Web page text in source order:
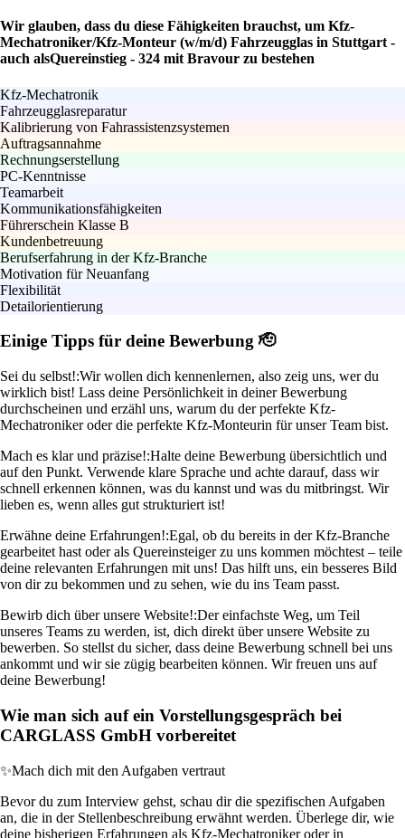
Wir glauben, dass du diese Fähigkeiten brauchst, um Kfz-
Mechatroniker/Kfz-Monteur (w/m/d) Fahrzeugglas in Stuttgart -
auch alsQuereinstieg - 324 mit Bravour zu bestehen
Kfz-Mechatronik
Fahrzeugglasreparatur
Kalibrierung von Fahrassistenzsystemen
Auftragsannahme
Rechnungserstellung
PC-Kenntnisse
Teamarbeit
Kommunikationsfähigkeiten
Führerschein Klasse B
Kundenbetreuung
Berufserfahrung in der Kfz-Branche
Motivation für Neuanfang
Flexibilität
Detailorientierung
Einige Tipps für deine Bewerbung 🫡
Sei du selbst!:Wir wollen dich kennenlernen, also zeig uns, wer du
wirklich bist! Lass deine Persönlichkeit in deiner Bewerbung
durchscheinen und erzähl uns, warum du der perfekte Kfz-
Mechatroniker oder die perfekte Kfz-Monteurin für unser Team bist.
Mach es klar und präzise!:Halte deine Bewerbung übersichtlich und
auf den Punkt. Verwende klare Sprache und achte darauf, dass wir
schnell erkennen können, was du kannst und was du mitbringst. Wir
lieben es, wenn alles gut strukturiert ist!
Erwähne deine Erfahrungen!:Egal, ob du bereits in der Kfz-Branche
gearbeitet hast oder als Quereinsteiger zu uns kommen möchtest – teile
deine relevanten Erfahrungen mit uns! Das hilft uns, ein besseres Bild
von dir zu bekommen und zu sehen, wie du ins Team passt.
Bewirb dich über unsere Website!:Der einfachste Weg, um Teil
unseres Teams zu werden, ist, dich direkt über unsere Website zu
bewerben. So stellst du sicher, dass deine Bewerbung schnell bei uns
ankommt und wir sie zügig bearbeiten können. Wir freuen uns auf
deine Bewerbung!
Wie man sich auf ein Vorstellungsgespräch bei
CARGLASS GmbH vorbereitet
✨Mach dich mit den Aufgaben vertraut
Bevor du zum Interview gehst, schau dir die spezifischen Aufgaben
an, die in der Stellenbeschreibung erwähnt werden. Überlege dir, wie
deine bisherigen Erfahrungen als Kfz-Mechatroniker oder in